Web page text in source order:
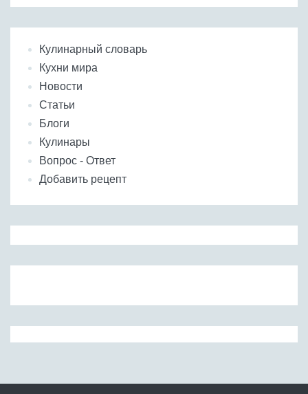
Кулинарный словарь
Кухни мира
Новости
Статьи
Блоги
Кулинары
Вопрос - Ответ
Добавить рецепт